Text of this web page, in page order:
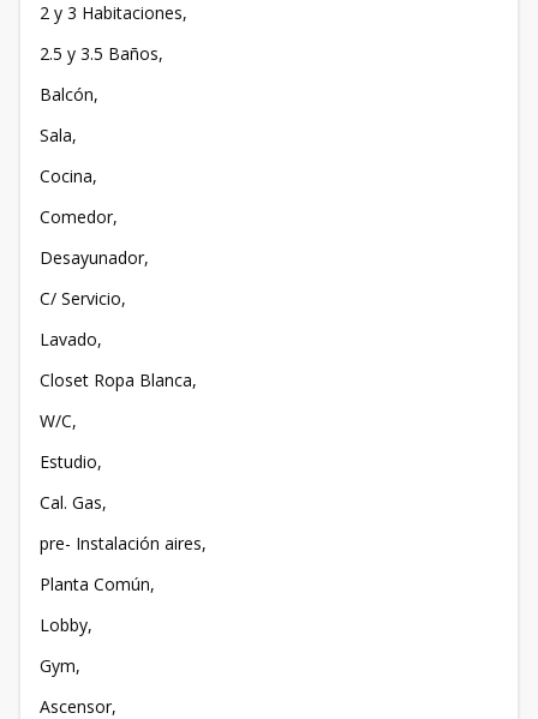
2 y 3 Habitaciones,
2.5 y 3.5 Baños,
Balcón,
Sala,
Cocina,
Comedor,
Desayunador,
C/ Servicio,
Lavado,
Closet Ropa Blanca,
W/C,
Estudio,
Cal. Gas,
pre- Instalación aires,
Planta Común,
Lobby,
Gym,
Ascensor,